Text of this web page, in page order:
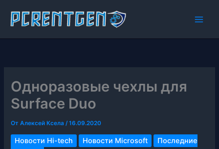
содержимому
Одноразовые чехлы для
Surface Duo
ОтАлексей Ксела/16.09.2020
Новости Hi-tech Новости Microsoft
Последние